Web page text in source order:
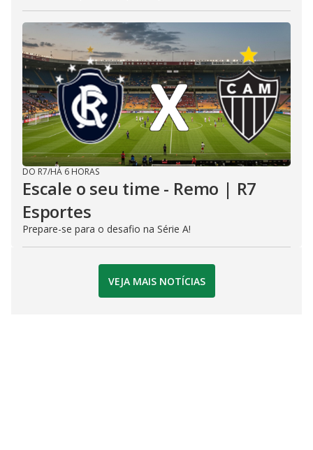
DO R7/HÁ 6 HORAS
Escale o seu time - Remo | R7
Esportes
Prepare-se para o desafio na Série A!
VEJA MAIS NOTÍCIAS